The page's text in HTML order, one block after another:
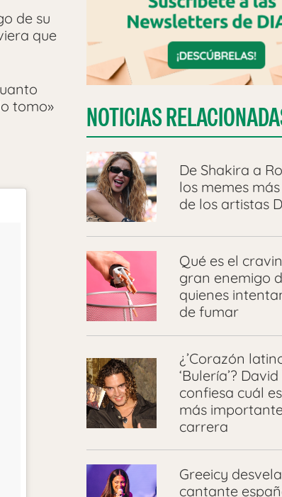
de su
que
tomo»
NOTICIAS
De Shakira a
los memes
de los artistas
Qué es el
gran enemigo
quienes
de fumar
¿’Corazón
‘Bulería’?
confiesa cuál
más
carrera
Greeicy
cantante